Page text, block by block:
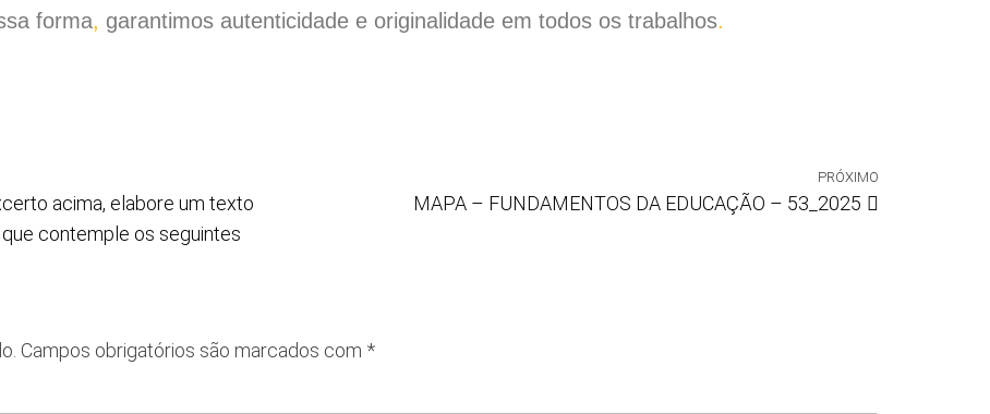
forma, garantimos autenticidade e originalidade em todos os trabalhos.
acima, elabore um texto
contemple os seguintes
PRÓXIMO
MAPA – FUNDAMENTOS DA EDUCAÇÃO – 53_2025
Campos obrigatórios são marcados com *